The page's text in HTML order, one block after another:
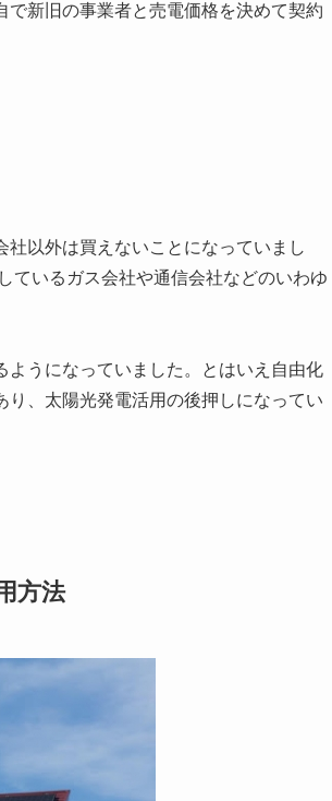
新旧の事業者と売電価格を決めて契約
以外は買えないことになっていまし
ているガス会社や通信会社などのいわゆ
うになっていました。とはいえ自由化
、太陽光発電活用の後押しになってい
方法